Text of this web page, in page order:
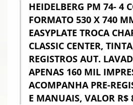
HEIDELBERG PM 74- 4
FORMATO 530 X 740
EASYPLATE TROCA
CLASSIC CENTER,
REGISTROS AUT.
APENAS 160 MIL
ACOMPANHA PRE-
E MANUAIS, VALOR R$